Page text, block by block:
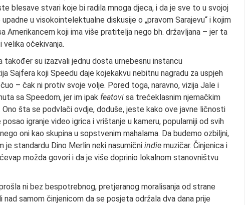
blesave stvari koje bi radila mnoga djeca, i da je sve to u svojoj
u visokointelektualne diskusije o „pravom Sarajevu“ i kojim
Amerikancem koji ima više pratitelja nego bh. državljana – jer ta
velika očekivanja.
su izazvali jednu dosta urnebesnu instancu
Sajfera koji Speedu daje kojekakvu nebitnu nagradu za uspjeh
– čak ni protiv svoje volje. Pored toga, naravno, vizija Jale i
sa Speedom, jer im ipak featovi sa trećeklasnim njemačkim
šta se podvlači ovdje, doduše, jeste kako ove javne ličnosti
igranje video igrica i vrištanje u kameru, popularniji od svih
oni kao skupina u sopstvenim mahalama. Da budemo ozbiljni,
je standardu Dino Merlin neki nasumični indie muzičar. Činjenica i
možda govori i da je više doprinio lokalnom stanovništvu
ni bez bespotrebnog, pretjeranog moralisanja od strane
samom činjenicom da se posjeta održala dva dana prije